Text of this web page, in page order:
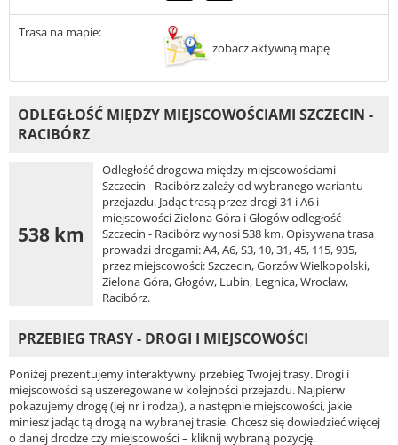
Trasa na mapie:
zobacz aktywną mapę
ODLEGŁOŚĆ MIĘDZY MIEJSCOWOŚCIAMI SZCZECIN -
RACIBÓRZ
538 km
Odległość drogowa między miejscowościami
Szczecin - Racibórz zależy od wybranego wariantu
przejazdu. Jadąc trasą przez drogi 31 i A6 i
miejscowości Zielona Góra i Głogów odległość
Szczecin - Racibórz wynosi 538 km. Opisywana trasa
prowadzi drogami: A4, A6, S3, 10, 31, 45, 115, 935,
przez miejscowości: Szczecin, Gorzów Wielkopolski,
Zielona Góra, Głogów, Lubin, Legnica, Wrocław,
Racibórz.
PRZEBIEG TRASY - DROGI I MIEJSCOWOŚCI
Poniżej prezentujemy interaktywny przebieg Twojej trasy. Drogi i
miejscowości są uszeregowane w kolejności przejazdu. Najpierw
pokazujemy drogę (jej nr i rodzaj), a następnie miejscowości, jakie
miniesz jadąc tą drogą na wybranej trasie. Chcesz się dowiedzieć więcej
o danej drodze czy miejscowości – kliknij wybraną pozycję.